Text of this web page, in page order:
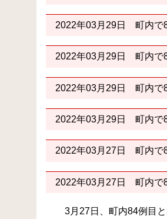
2022年03月29日 町内で
2022年03月29日 町内で
2022年03月29日 町内で
2022年03月29日 町内で
2022年03月27日 町内で
2022年03月27日 町内で
3月27日、町内84例目